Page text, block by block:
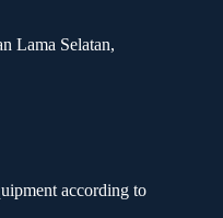
Lama Selatan,
according to